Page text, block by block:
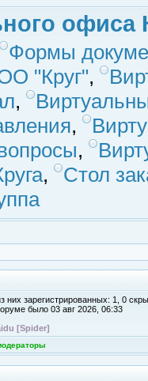
офиса
Формы
"Круг",
,
,
,
,
Стол
них зарегистрированных: 1, 0
было 03 авг 2026, 06:33
[Spider]